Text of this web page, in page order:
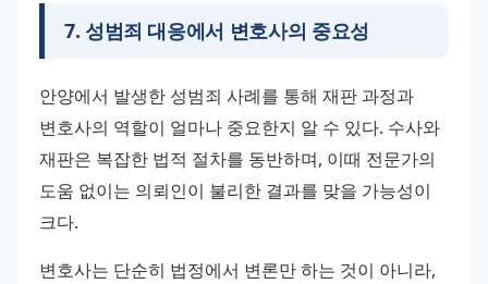
7. 성범죄 대응에서 변호사의 중요성
안양에서 발생한 성범죄 사례를 통해 재판 과정과
변호사의 역할이 얼마나 중요한지 알 수 있다. 수사와
재판은 복잡한 법적 절차를 동반하며, 이때 전문가의
도움 없이는 의뢰인이 불리한 결과를 맞을 가능성이
크다.
변호사는 단순히 법정에서 변론만 하는 것이 아니라,